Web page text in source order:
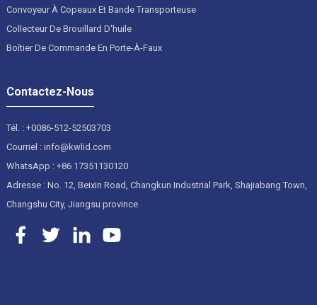
Convoyeur À Copeaux Et Bande Transporteuse
Collecteur De Brouillard D'huile
Boîtier De Commande En Porte-À-Faux
Contactez-Nous
Tél. : +0086-512-52503703
Courriel : info@kwlid.com
WhatsApp : +86 17351130120
Adresse : No. 12, Beixin Road, Changkun Industrial Park, Shajiabang Town,
Changshu City, Jiangsu province